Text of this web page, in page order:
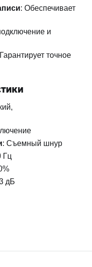
: Обеспечивает
и
точное
: Съемный шнур
Гц
дБ